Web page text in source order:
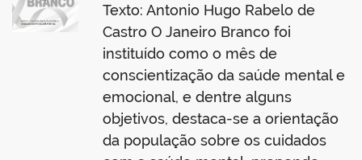
Texto: Antonio Hugo Rabelo de
Castro O Janeiro Branco foi
instituído como o mês de
conscientização da saúde mental e
emocional, e dentre alguns
objetivos, destaca-se a orientação
da população sobre os cuidados